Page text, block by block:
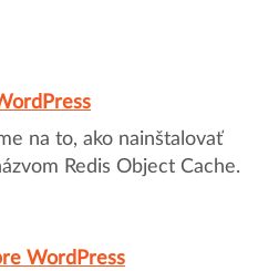
na to, ako nainštalovať
Redis Object Cache.
WordPress